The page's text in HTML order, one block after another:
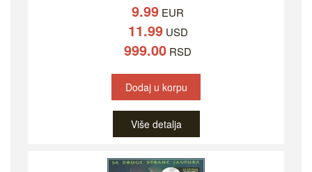
9.99 EUR
11.99USD
999.00 RSD
Dodaj u korpu
Više detalja